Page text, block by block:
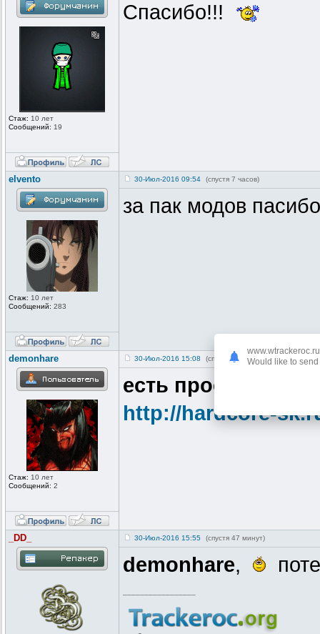
Стаж: 10 лет
Сообщений: 19
Спасибо!!!
elvento
Стаж: 10 лет
Сообщений: 283
30-Июл-2016 09:54 (спустя 7 часов)
за пак модов
demonhare
Стаж: 10 лет
Сообщений: 2
30-Июл-2016 15:08 (спустя 5 часов)
есть проект
http://hardcore-
_DD_ 30-Июл-2016 15:55 (спустя 47 минут)
demonhare,
www.wtrackeroc.ru
Would like to